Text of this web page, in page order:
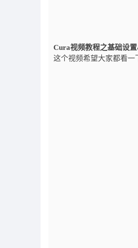
Cura视频教程之基础设
这个视频希望大家都看一